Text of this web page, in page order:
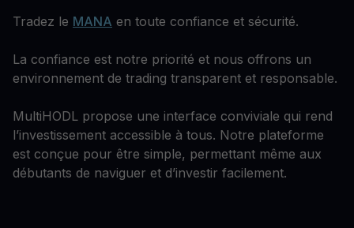
Tradez le MANA en toute confiance et sécurité.
La confiance est notre priorité et nous offrons un
environnement de trading transparent et responsable.
MultiHODL propose une interface conviviale qui rend
l’investissement accessible à tous. Notre plateforme
est conçue pour être simple, permettant même aux
débutants de naviguer et d’investir facilement.